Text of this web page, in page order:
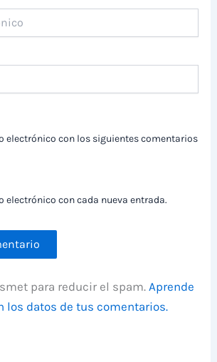
electrónico con los siguientes comentarios
electrónico con cada nueva entrada.
para reducir el spam.Aprende
los datos de tus comentarios.